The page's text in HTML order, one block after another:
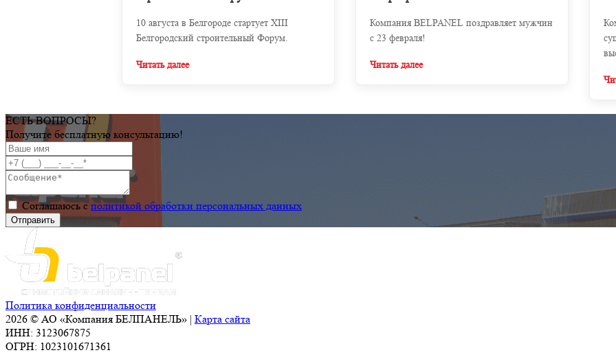
10 августа в Белгороде стартует XIII
Белгородский строительный Форум.
Читать далее
Компания BELPANEL поздравляет мужчин
с 23 февраля!
Читать далее
ЕСТЬ ВОПРОСЫ?
Получите бесплатную консультацию!
Соглашаюсь сполитикой обработки персональных данных
Политика конфиденциальности
2026 © АО «Компания БЕЛПАНЕЛЬ» | Карта сайта
ИНН: 3123067875
ОГРН: 1023101671361